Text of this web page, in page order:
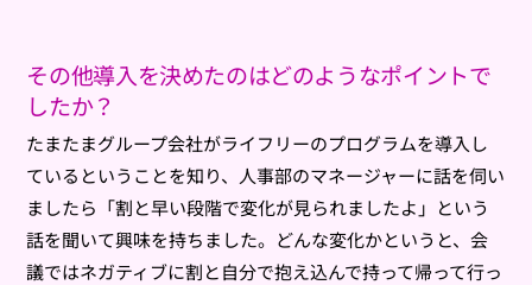
その他導入を決めたのはどのようなポイントで
したか？
たまたまグループ会社がライフリーのプログラムを導入し
ているということを知り、人事部のマネージャーに話を伺い
ましたら「割と早い段階で変化が見られましたよ」という
話を聞いて興味を持ちました。どんな変化かというと、会
議ではネガティブに割と自分で抱え込んで持って帰って行っ